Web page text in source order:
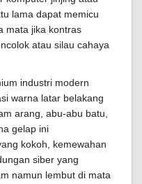
lama dapat memicu
mata jika kontras
atau silau cahaya
industri modern
warna latar belakang
arang, abu-abu batu,
gelap ini
kokoh, kemewahan
siber yang
namun lembut di mata